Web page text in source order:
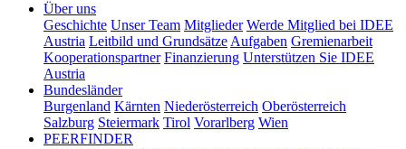
Über uns
Geschichte Unser Team Mitglieder Werde Mitglied bei IDEE
Austria Leitbild und Grundsätze Aufgaben Gremienarbeit
Kooperationspartner Finanzierung Unterstützen Sie IDEE
Austria
Bundesländer
Burgenland Kärnten Niederösterreich Oberösterreich
Salzburg Steiermark Tirol Vorarlberg Wien
PEERFINDER